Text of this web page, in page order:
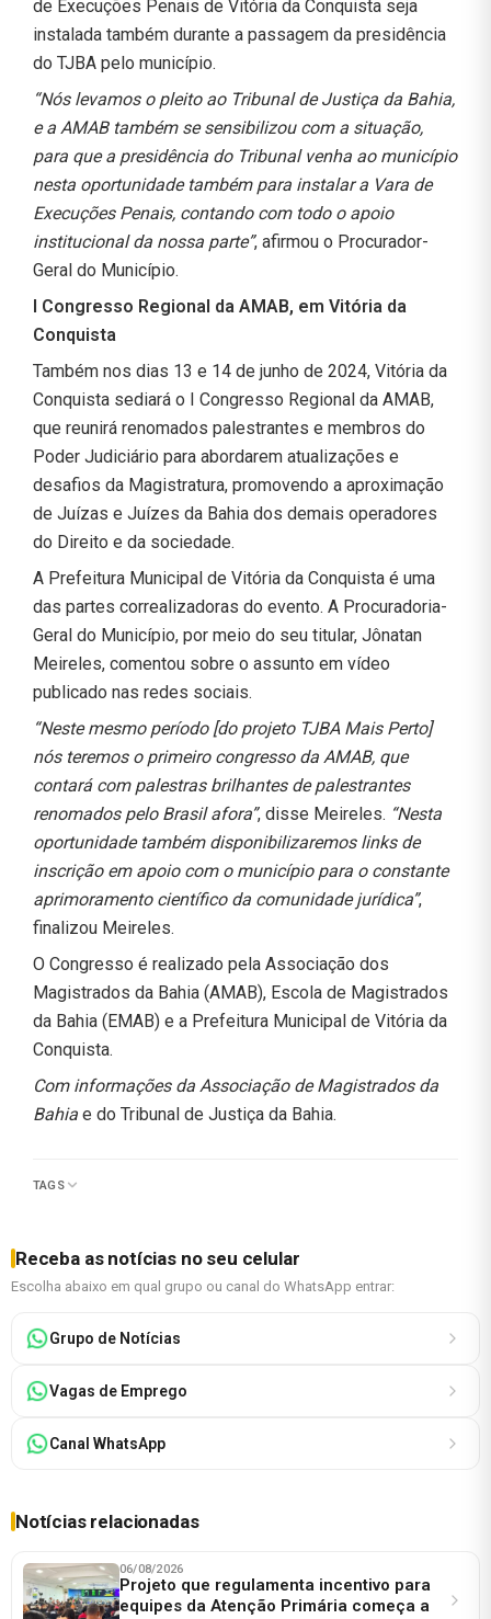
de Execuções Penais de Vitória da Conquista seja
instalada também durante a passagem da presidência
do TJBA pelo município.
“Nós levamos o pleito ao Tribunal de Justiça da Bahia,
e a AMAB também se sensibilizou com a situação,
para que a presidência do Tribunal venha ao município
nesta oportunidade também para instalar a Vara de
Execuções Penais, contando com todo o apoio
institucional da nossa parte”, afirmou o Procurador-
Geral do Município.
I Congresso Regional da AMAB, em Vitória da
Conquista
Também nos dias 13 e 14 de junho de 2024, Vitória da
Conquista sediará o I Congresso Regional da AMAB,
que reunirá renomados palestrantes e membros do
Poder Judiciário para abordarem atualizações e
desafios da Magistratura, promovendo a aproximação
de Juízas e Juízes da Bahia dos demais operadores
do Direito e da sociedade.
A Prefeitura Municipal de Vitória da Conquista é uma
das partes correalizadoras do evento. A Procuradoria-
Geral do Município, por meio do seu titular, Jônatan
Meireles, comentou sobre o assunto em vídeo
publicado nas redes sociais.
“Neste mesmo período [do projeto TJBA Mais Perto]
nós teremos o primeiro congresso da AMAB, que
contará com palestras brilhantes de palestrantes
renomados pelo Brasil afora”, disse Meireles. “Nesta
oportunidade também disponibilizaremos links de
inscrição em apoio com o município para o constante
aprimoramento científico da comunidade jurídica”,
finalizou Meireles.
O Congresso é realizado pela Associação dos
Magistrados da Bahia (AMAB), Escola de Magistrados
da Bahia (EMAB) e a Prefeitura Municipal de Vitória da
Conquista.
Com informações da Associação de Magistrados da
Bahia e do Tribunal de Justiça da Bahia.
TAGS
Receba as notícias no seu celular
Escolha abaixo em qual grupo ou canal do WhatsApp entrar:
Grupo de Notícias
Vagas de Emprego
Canal WhatsApp
Notícias relacionadas
06/08/2026
Projeto que regulamenta incentivo para
equipes da Atenção Primária começa a